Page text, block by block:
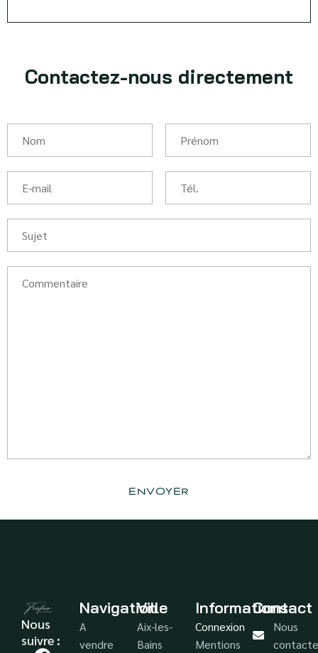
Contactez-nous directement
Nous
suivre :
Navigation
A
vendre
Ville
Aix-les-
Bains
Informations
Connexion
Mentions
Contact
Nous